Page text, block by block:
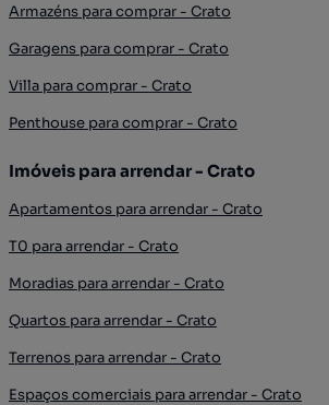
Armazéns para comprar - Crato
Garagens para comprar - Crato
Villa para comprar - Crato
Penthouse para comprar - Crato
Imóveis para arrendar - Crato
Apartamentos para arrendar - Crato
T0 para arrendar - Crato
Moradias para arrendar - Crato
Quartos para arrendar - Crato
Terrenos para arrendar - Crato
Espaços comerciais para arrendar - Crato